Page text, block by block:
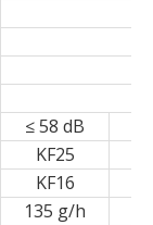
≤ 58 dB
KF25
KF16
135 g/h